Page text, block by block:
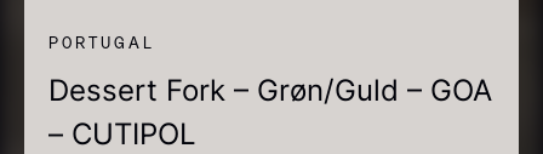
2333 resultater
PORTUGAL
Dessert Fork – Grøn/Guld – GOA
– CUTIPOL